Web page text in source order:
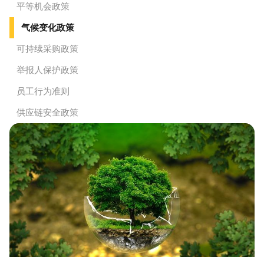
平等机会政策
气候变化政策
可持续采购政策
举报人保护政策
员工行为准则
供应链安全政策